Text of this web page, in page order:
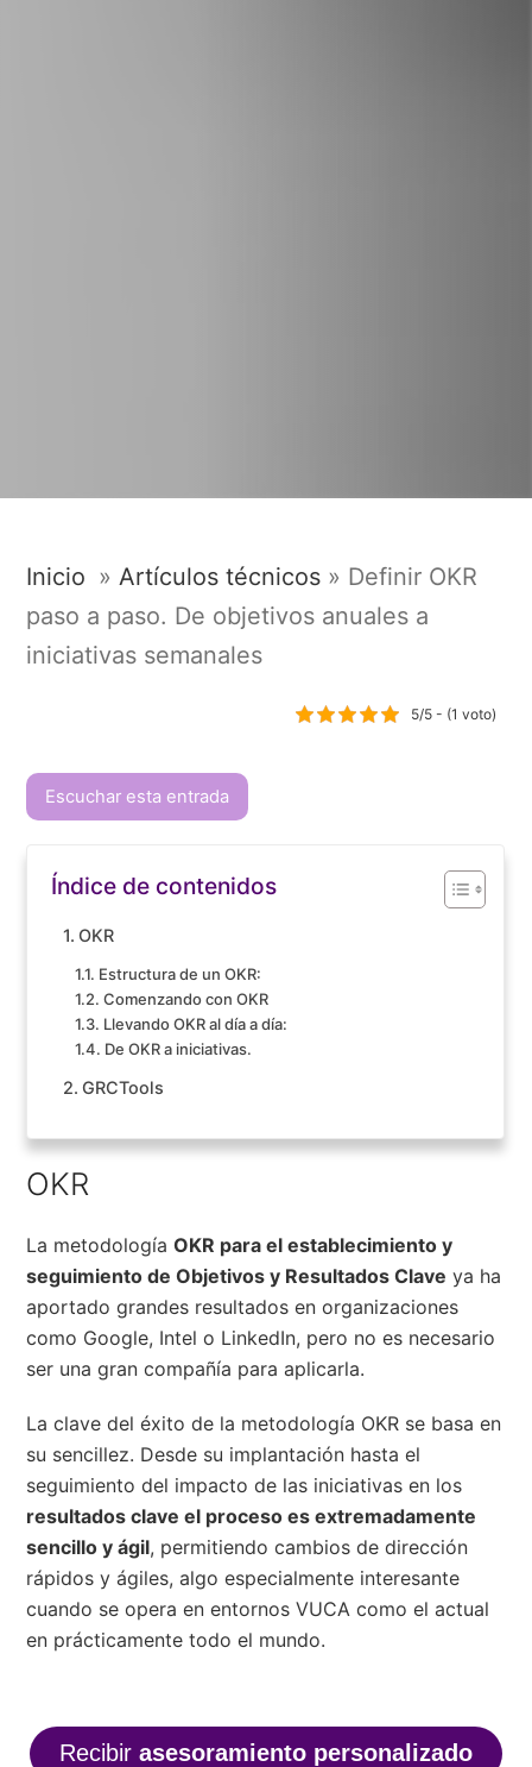
Inicio »Artículos técnicos » Definir OKR
paso a paso. De objetivos anuales a
iniciativas semanales
5/5 - (1 voto)
Escuchar esta entrada
Índice de contenidos
OKR
Estructura de un OKR:
Comenzando con OKR
Llevando OKR al día a día:
De OKR a iniciativas.
GRCTools
OKR
La metodologíaOKR para el establecimiento y
seguimiento de Objetivos y Resultados Clave ya ha
aportado grandes resultados en organizaciones
como Google, Intel o LinkedIn, pero no es necesario
ser una gran compañía para aplicarla.
La clave del éxito de la metodología OKR se basa en
su sencillez. Desde su implantación hasta el
seguimiento del impacto de las iniciativas en los
resultados clave el proceso es extremadamente
sencillo y ágil, permitiendo cambios de dirección
rápidos y ágiles, algo especialmente interesante
cuando se opera en entornos VUCA como el actual
en prácticamente todo el mundo.
Recibir asesoramiento personalizado